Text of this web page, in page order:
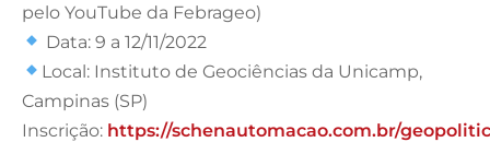
pelo YouTube da Febrageo)
Data: 9 a 12/11/2022
Local: Instituto de Geociências da Unicamp,
Campinas (SP)
Inscrição: https://schenautomacao.com.br/